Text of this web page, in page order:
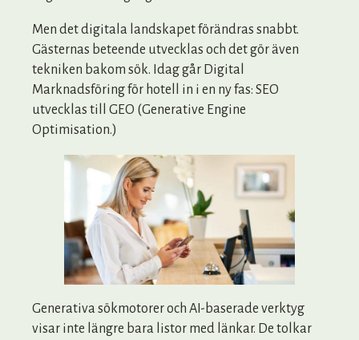
Men det digitala landskapet förändras snabbt.
Gästernas beteende utvecklas och det gör även
tekniken bakom sök. Idag går Digital
Marknadsföring för hotell in i en ny fas: SEO
utvecklas till GEO (Generative Engine
Optimisation.)
Generativa sökmotorer och AI-baserade verktyg
visar inte längre bara listor med länkar. De tolkar